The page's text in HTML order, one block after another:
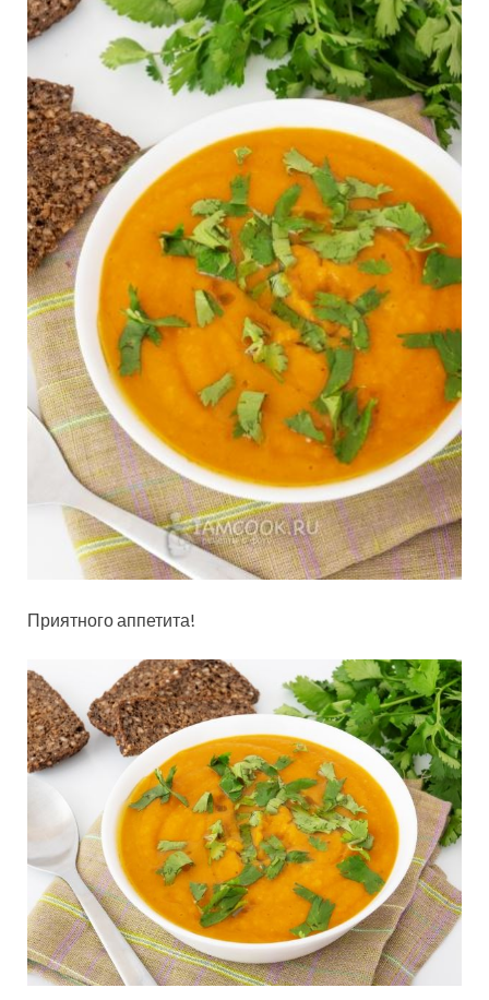
Приятного аппетита!